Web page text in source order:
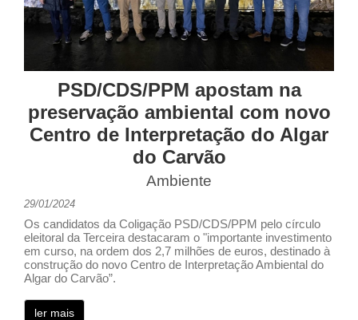
PSD/CDS/PPM apostam na
preservação ambiental com novo
Centro de Interpretação do Algar
do Carvão
Ambiente
29/01/2024
Os candidatos da Coligação PSD/CDS/PPM pelo círculo
eleitoral da Terceira destacaram o "importante investimento
em curso, na ordem dos 2,7 milhões de euros, destinado à
construção do novo Centro de Interpretação Ambiental do
Algar do Carvão”.
ler mais